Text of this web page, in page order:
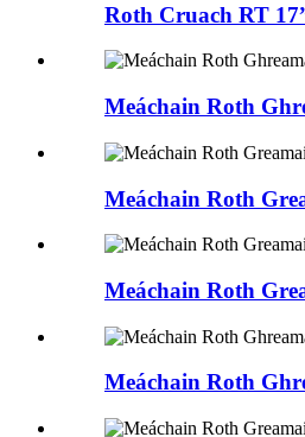
Roth Cruach RT
Meáchain Roth
Meáchain Roth
Meáchain Roth
Meáchain Roth